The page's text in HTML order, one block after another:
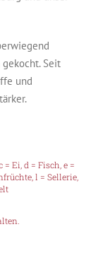
Seit
und
= Ei, d = Fisch, e =
l = Sellerie,